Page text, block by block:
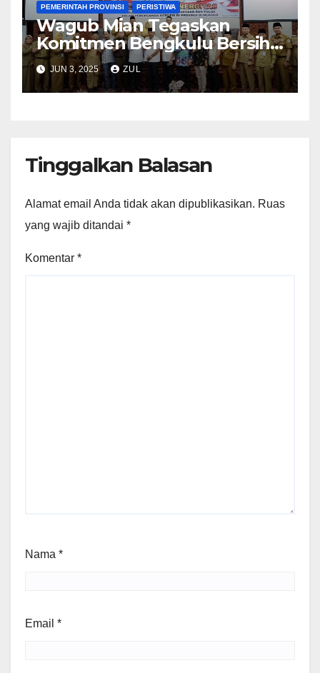
PEMERINTAH PROVINSI PERISTIWA
Wagub Mian Tegaskan
Komitmen Bengkulu Bersih
Korupsi, Buka Rakor
Strategis di DPRD
JUN 3, 2025 ZUL
Tinggalkan Balasan
Alamat email Anda tidak akan dipublikasikan. Ruas
yang wajib ditandai *
Komentar *
Nama *
Email *